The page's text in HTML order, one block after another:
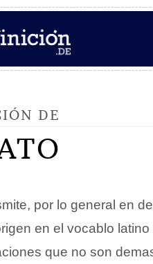
DE
por lo general en
en el vocablo latino
que no son